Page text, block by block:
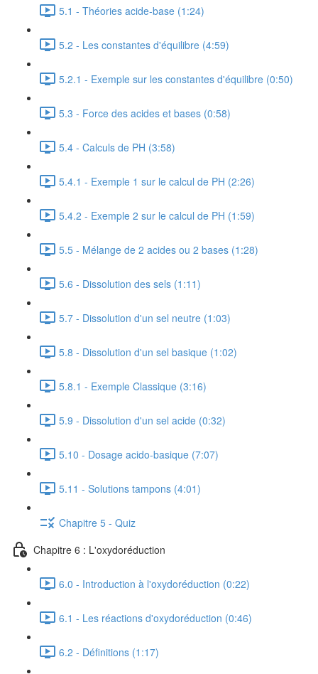
5.1 - Théories acide-base (1:24)
5.2 - Les constantes d'équilibre (4:59)
5.2.1 - Exemple sur les constantes d'équilibre (0:50)
5.3 - Force des acides et bases (0:58)
5.4 - Calculs de PH (3:58)
5.4.1 - Exemple 1 sur le calcul de PH (2:26)
5.4.2 - Exemple 2 sur le calcul de PH (1:59)
5.5 - Mélange de 2 acides ou 2 bases (1:28)
5.6 - Dissolution des sels (1:11)
5.7 - Dissolution d'un sel neutre (1:03)
5.8 - Dissolution d'un sel basique (1:02)
5.8.1 - Exemple Classique (3:16)
5.9 - Dissolution d'un sel acide (0:32)
5.10 - Dosage acido-basique (7:07)
5.11 - Solutions tampons (4:01)
Chapitre 5 - Quiz
Chapitre 6 : L'oxydoréduction
6.0 - Introduction à l'oxydoréduction (0:22)
6.1 - Les réactions d'oxydoréduction (0:46)
6.2 - Définitions (1:17)